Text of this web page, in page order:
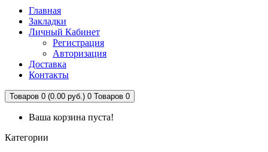
Главная
Закладки
Личный Кабинет
Регистрация
Авторизация
Доставка
Контакты
Товаров 0 (0.00 руб.) 0 Товаров 0
Ваша корзина пуста!
Категории